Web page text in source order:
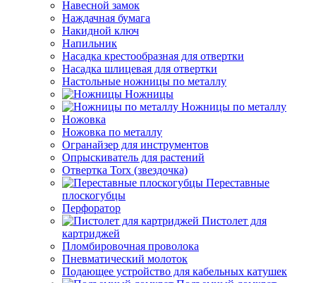
Навесной замок
Наждачная бумага
Накидной ключ
Напильник
Насадка крестообразная для отвертки
Насадка шлицевая для отвертки
Настольные ножницы по металлу
Ножницы
Ножницы по металлу
Ножовка
Ножовка по металлу
Огранайзер для инструментов
Опрыскиватель для растений
Отвертка Torx (звездочка)
Переставные
плоскогубцы
Перфоратор
Пистолет для
картриджей
Пломбировочная проволока
Пневматический молоток
Подающее устройство для кабельных катушек